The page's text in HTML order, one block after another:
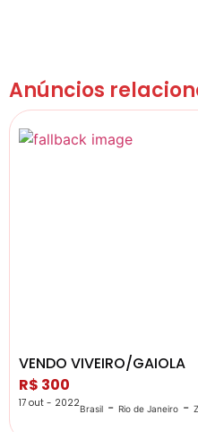
Anúncios
VENDO VIVEIRO/GAIOLA
R$ 300
17 out - 2022Brasil - Rio de Janeiro -